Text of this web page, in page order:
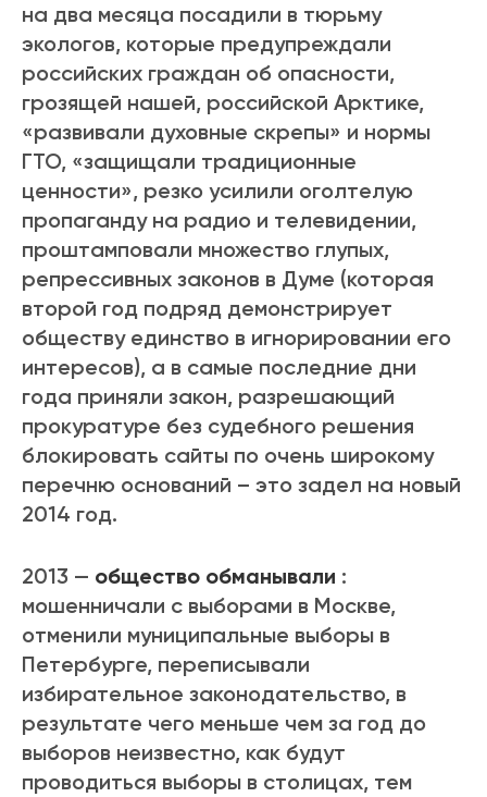
на два месяца посадили в тюрьму
экологов, которые предупреждали
российских граждан об опасности,
грозящей нашей, российской Арктике,
«развивали духовные скрепы» и нормы
ГТО, «защищали традиционные
ценности», резко усилили оголтелую
пропаганду на радио и телевидении,
проштамповали множество глупых,
репрессивных законов в Думе (которая
второй год подряд демонстрирует
обществу единство в игнорировании его
интересов), а в самые последние дни
года приняли закон, разрешающий
прокуратуре без судебного решения
блокировать сайты по очень широкому
перечню оснований – это задел на новый
2014 год.
2013 — общество обманывали :
мошенничали с выборами в Москве,
отменили муниципальные выборы в
Петербурге, переписывали
избирательное законодательство, в
результате чего меньше чем за год до
выборов неизвестно, как будут
проводиться выборы в столицах, тем